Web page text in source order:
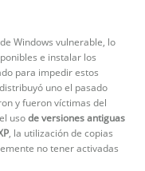
Windows vulnerable, lo
e instalar los
para impedir estos
uno el pasado
y fueron víctimas del
usode versiones antiguas
, la utilización de copias
no tener activadas